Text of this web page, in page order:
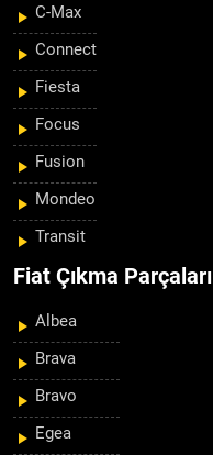
C-Max
Connect
Fiesta
Focus
Fusion
Mondeo
Transit
Fiat Çıkma Parçaları
Albea
Brava
Bravo
Egea